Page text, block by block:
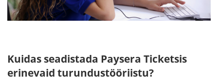
Kuidas seadistada Paysera Ticketsis
erinevaid turundustööriistu?